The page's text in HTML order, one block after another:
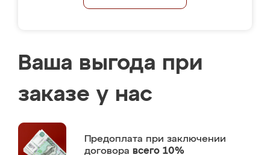
Ваша выгода при
заказе у нас
Предоплата при заключении
договора всего 10%